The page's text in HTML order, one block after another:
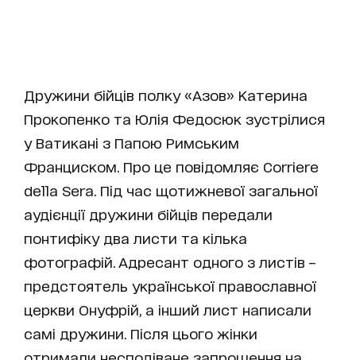
Дружини бійців полку «Азов» Катерина
Прокопенко та Юлія Федосюк зустрілися
у Ватикані з Папою Римським
Франциском. Про це повідомляє Corriere
della Sera. Під час щотижневої загальної
аудієнції дружини бійців передали
понтифіку два листи та кілька
фотографій. Адресант одного з листів –
предстоятель української православної
церкви Онуфрій, а інший лист написали
самі дружини. Після цього жінки